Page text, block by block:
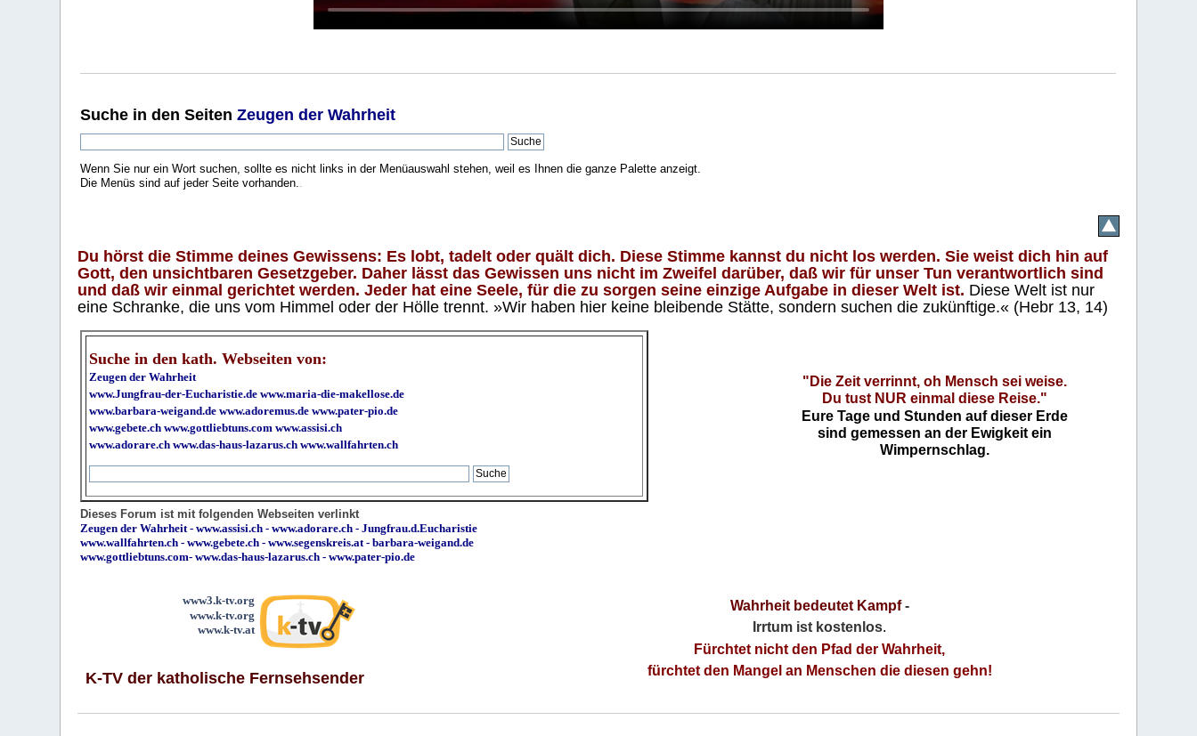
Suche in den SeitenZeugen der Wahrheit
Wenn Sie nur ein Wort suchen, sollte es nicht links in der Menüauswahl stehen, weil es Ihnen die ganze Palette anzeigt.
Die Menüs sind auf jeder Seite vorhanden.
Du hörst die Stimme deines Gewissens: Es lobt, tadelt oder quält dich. Diese Stimme kannst du nicht los werden. Sie weist dich hin auf
Gott, den unsichtbaren Gesetzgeber. Daher lässt das Gewissen uns nicht im Zweifel darüber, daß wir für unser Tun verantwortlich sind
und daß wir einmal gerichtet werden. Jeder hat eine Seele, für die zu sorgen seine einzige Aufgabe in dieser Welt ist. Diese Welt ist nur
eine Schranke, die uns vom Himmel oder der Hölle trennt. »Wir haben hier keine bleibende Stätte, sondern suchen die zukünftige.« (Hebr 13, 14)
Suche in den kath. Webseiten von:
Zeugen der Wahrheit
www.Jungfrau-der-Eucharistie.de www.maria-die-makellose.de
www.barbara-weigand.de www.adoremus.de www.pater-pio.de
www.gebete.ch www.gottliebtuns.com www.assisi.ch
www.adorare.ch www.das-haus-lazarus.ch www.wallfahrten.ch
"Die Zeit verrinnt, oh Mensch sei weise.
Du tust NUR einmal diese Reise."
Eure Tage und Stunden auf dieser Erde
sind gemessen an der Ewigkeit ein
Wimpernschlag.
Dieses Forum ist mit folgenden Webseiten verlinkt
Zeugen der Wahrheit -www.assisi.ch -www.adorare.ch -Jungfrau.d.Eucharistie
www.wallfahrten.ch -www.gebete.ch -www.segenskreis.at -barbara-weigand.de
www.gottliebtuns.com-www.das-haus-lazarus.ch - www.pater-pio.de
www3.k-tv.org
www.k-tv.org
www.k-tv.at
K-TV der katholische Fernsehsender
Wahrheit bedeutet Kampf-
Irrtum ist kostenlos.
Fürchtet nicht den Pfad der Wahrheit,
fürchtet den Mangel an Menschen die diesen gehn!